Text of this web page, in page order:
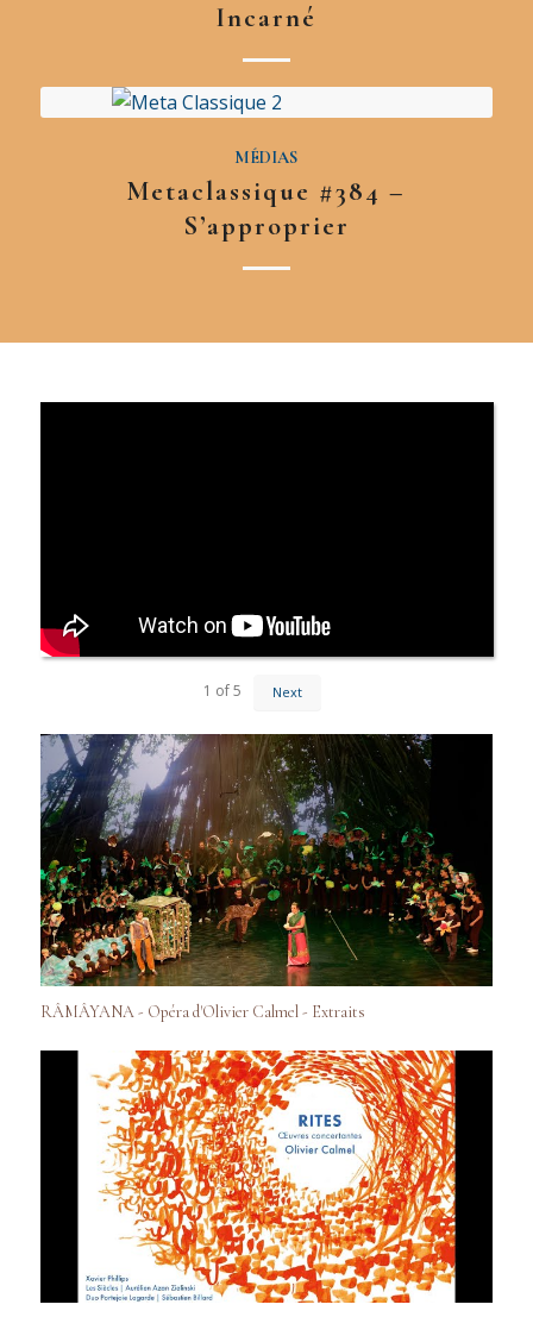
Incarné
MÉDIAS
Metaclassique #384 –
S’approprier
1 of5 Next
RÂMÂYANA - Opéra d'Olivier Calmel - Extraits